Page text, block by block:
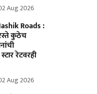
Aug 2026
Roads :
कुठेच
रेटवरही
Aug 2026